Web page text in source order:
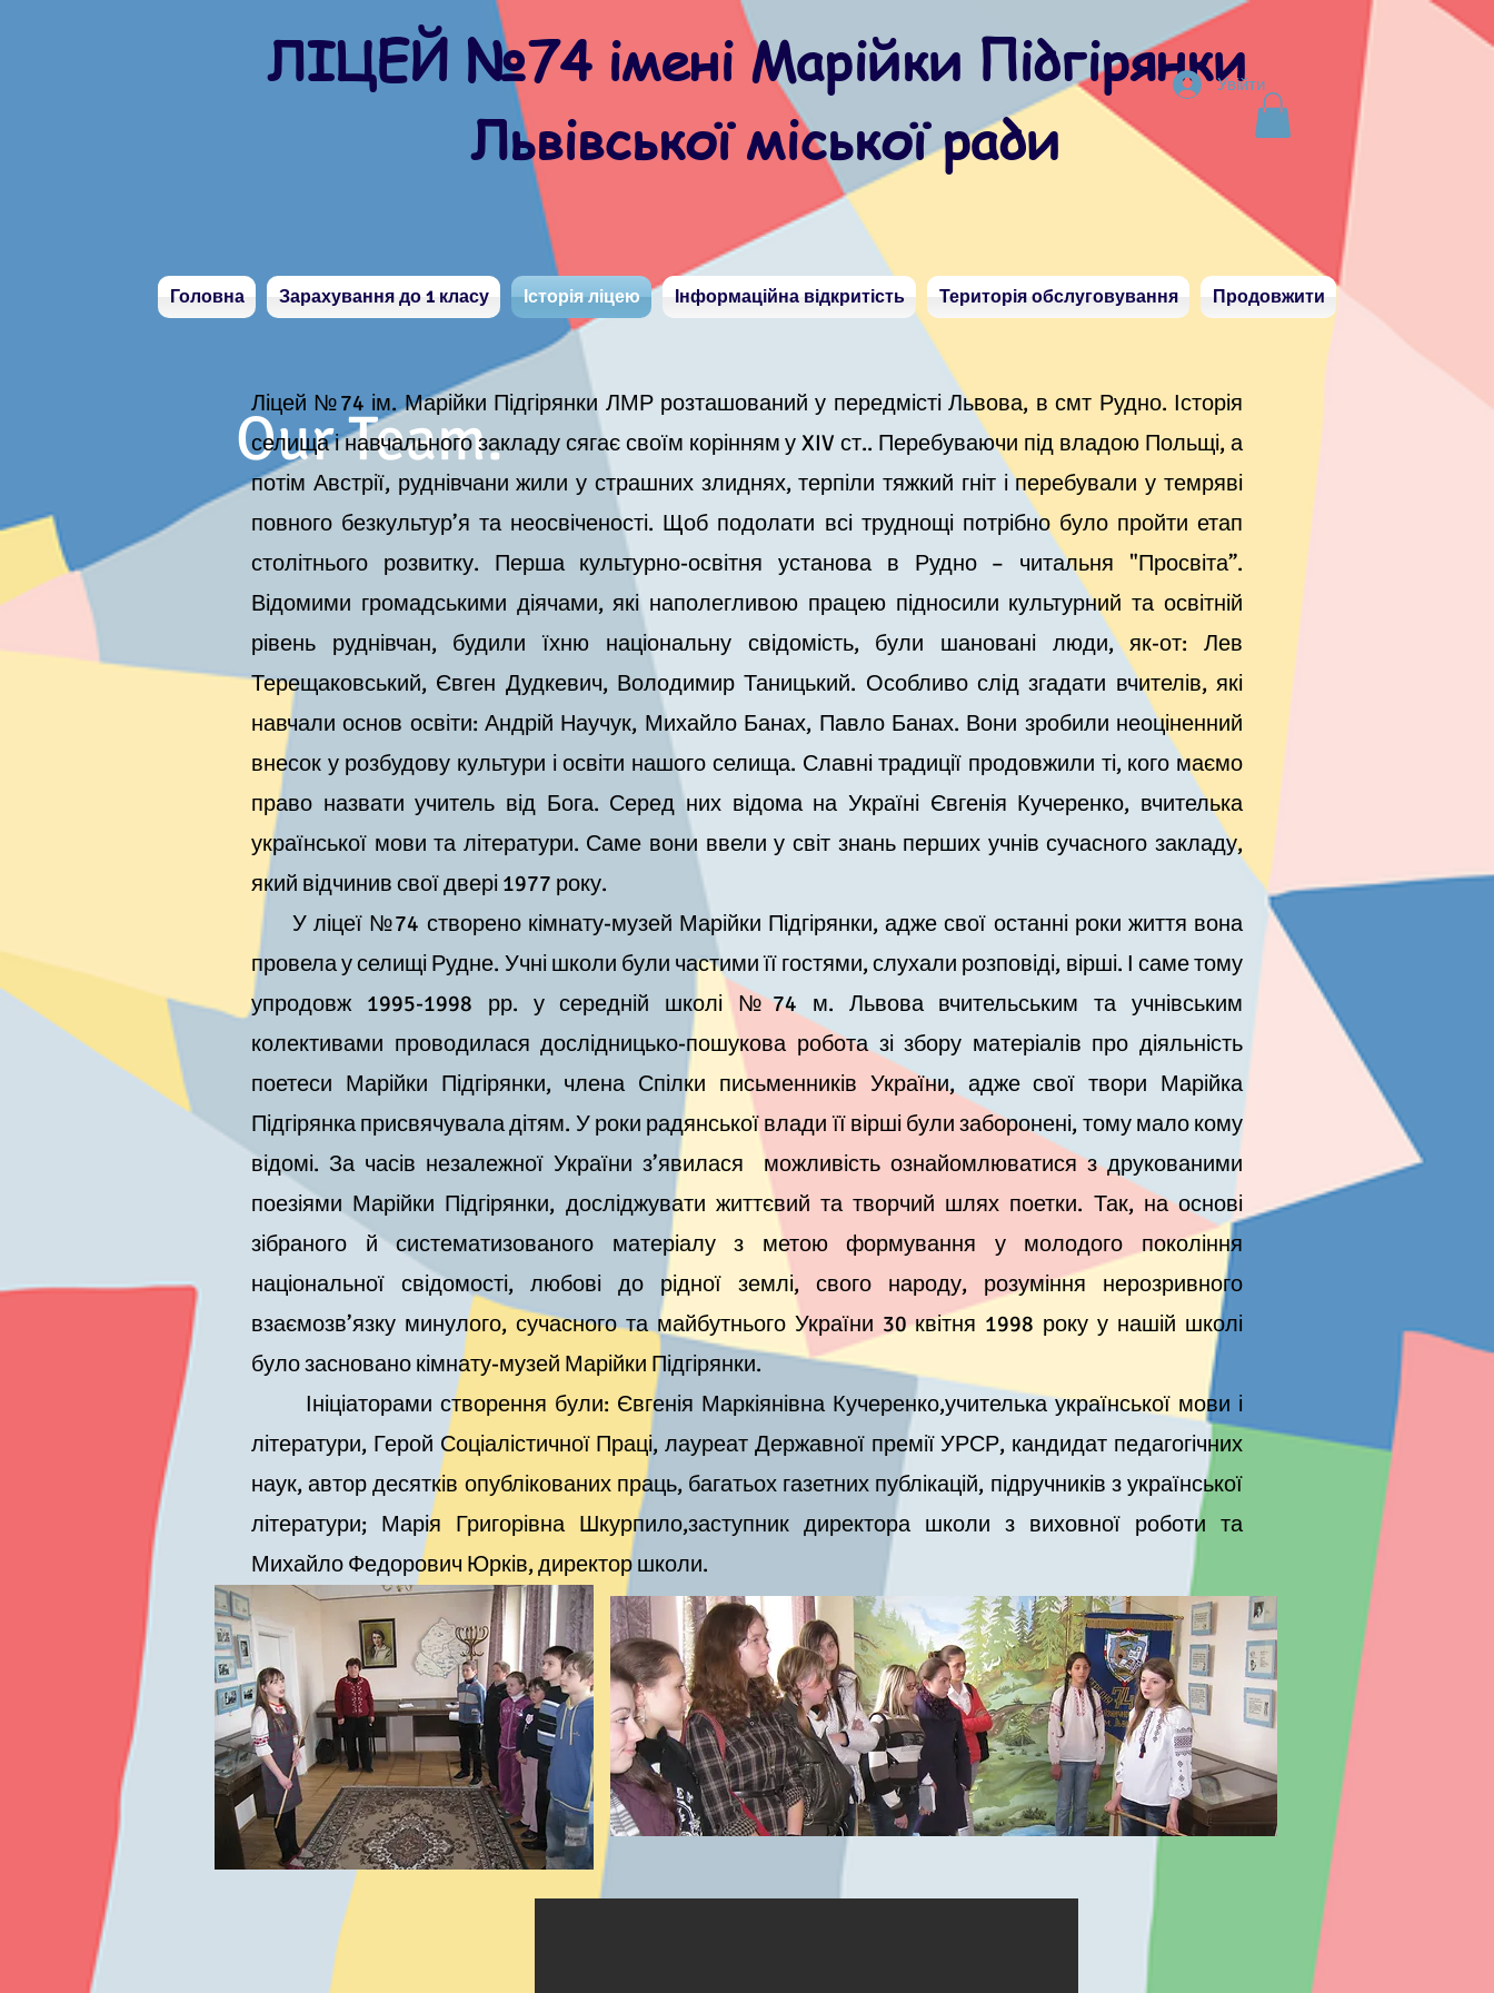
ЛІЦЕЙ №74 імені Марійки Підгірянки
Львівської міської ради
Увійти
Головна Зарахування до 1 класу Історія ліцею Інформаційна відкритість Територія обслуговування Продовжити
Our Team.
Ліцей №74 ім. Марійки Підгірянки ЛМР розташований у передмісті Львова, в смт Рудно. Історія
селища і навчального закладу сягає своїм корінням у XIV ст.. Перебуваючи під владою Польщі, а
потім Австрії, руднівчани жили у страшних злиднях, терпіли тяжкий гніт і перебували у темряві
повного безкультур’я та неосвіченості. Щоб подолати всі труднощі потрібно було пройти етап
столітнього розвитку. Перша культурно-освітня установа в Рудно – читальня "Просвіта”.
Відомими громадськими діячами, які наполегливою працею підносили культурний та освітній
рівень руднівчан, будили їхню національну свідомість, були шановані люди, як-от: Лев
Терещаковський, Євген Дудкевич, Володимир Таницький. Особливо слід згадати вчителів, які
навчали основ освіти: Андрій Научук, Михайло Банах, Павло Банах. Вони зробили неоціненний
внесок у розбудову культури і освіти нашого селища. Славні традиції продовжили ті, кого маємо
право назвати учитель від Бога. Серед них відома на Україні Євгенія Кучеренко, вчителька
української мови та літератури. Саме вони ввели у світ знань перших учнів сучасного закладу,
який відчинив свої двері 1977 року.
У ліцеї №74 створено кімнату-музей Марійки Підгірянки, адже свої останні роки життя вона
провела у селищі Рудне. Учні школи були частими її гостями, слухали розповіді, вірші. І саме тому
упродовж 1995-1998 рр. у середній школі №74 м. Львова вчительським та учнівським
колективами проводилася дослідницько-пошукова робота зі збору матеріалів про діяльність
поетеси Марійки Підгірянки, члена Спілки письменників України, адже свої твори Марійка
Підгірянка присвячувала дітям. У роки радянської влади її вірші були заборонені, тому мало кому
відомі. За часів незалежної України з’явилася можливість ознайомлюватися з друкованими
поезіями Марійки Підгірянки, досліджувати життєвий та творчий шлях поетки. Так, на основі
зібраного й систематизованого матеріалу з метою формування у молодого покоління
національної свідомості, любові до рідної землі, свого народу, розуміння нерозривного
взаємозв’язку минулого, сучасного та майбутнього України 30 квітня 1998 року у нашій школі
було засновано кімнату-музей Марійки Підгірянки.
Ініціаторами створення були: Євгенія Маркіянівна Кучеренко,учителька української мови і
літератури, Герой Соціалістичної Праці, лауреат Державної премії УРСР, кандидат педагогічних
наук, автор десятків опублікованих праць, багатьох газетних публікацій, підручників з української
літератури; Марія Григорівна Шкурпило,заступник директора школи з виховної роботи та
Михайло Федорович Юрків, директор школи.